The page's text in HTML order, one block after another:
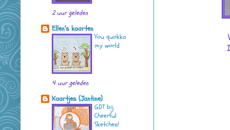
2 uur geleden
Ellen's kaarten
You quokka
my world
4 uur geleden
Kaartjes (Jantine)
GDT bij
Cheerful
Sketches!